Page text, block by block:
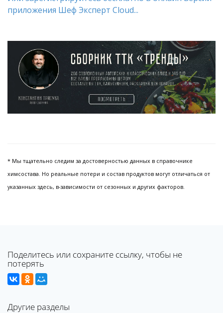
приложения Шеф Эксперт Cloud...
* Мы тщательно следим за достоверностью данных в справочнике
химсостава. Но реальные потери и состав продуктов могут отличаться от
указанных здесь, в-зависимости от сезонных и других факторов.
Поделитесь или сохраните ссылку, чтобы не
потерять
Другие разделы